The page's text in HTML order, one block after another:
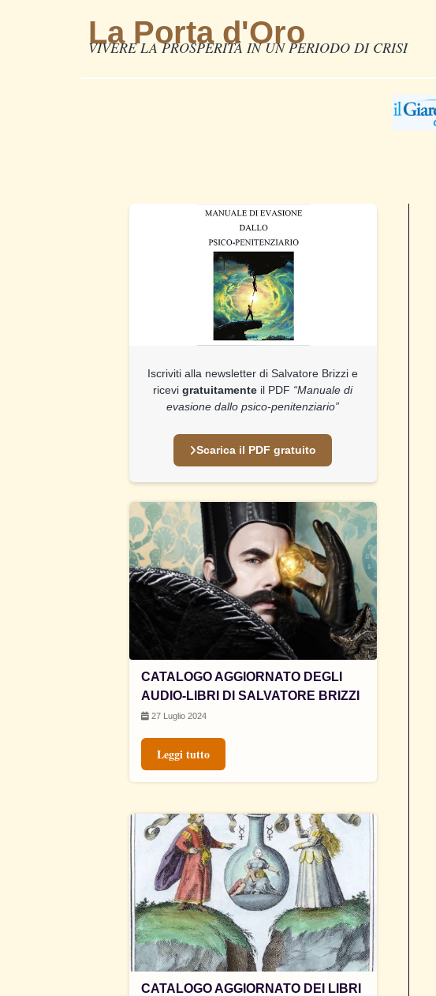
La Porta d'Oro
VIVERE LA PROSPERITÀ IN UN PERIODO DI CRISI
Iscriviti alla newsletter di Salvatore Brizzi e
ricevigratuitamente il PDF “Manuale di
evasione dallo psico-penitenziario”
Scarica il PDF gratuito
CATALOGO AGGIORNATO DEGLI
AUDIO-LIBRI DI SALVATORE BRIZZI
27 Luglio 2024
Leggi tutto
CATALOGO AGGIORNATO DEI LIBRI